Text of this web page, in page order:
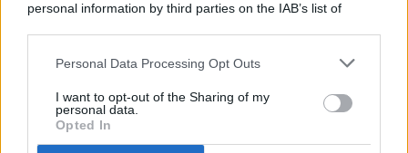
personal information by third parties on the IAB’s list of
This information may also be disclosed by us to third parties
disclose it to other third parties.
Personal Data Processing Opt Outs
I want to opt-out of the Sharing of my
personal data.
Opted In
PREFERENZE PRIVACY